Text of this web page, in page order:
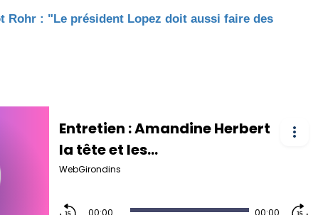
Rohr : "Le président Lopez doit aussi faire des